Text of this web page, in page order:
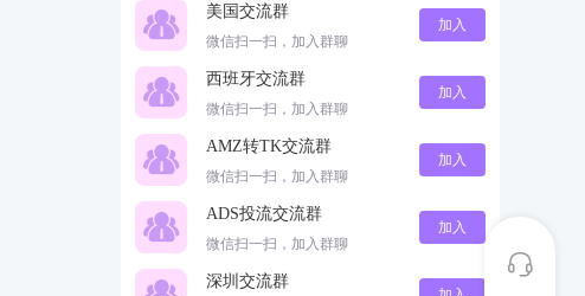
美国交流群
微信扫一扫，加入群聊
加入
西班牙交流群
微信扫一扫，加入群聊
加入
AMZ转TK交流群
微信扫一扫，加入群聊
加入
ADS投流交流群
微信扫一扫，加入群聊
加入
深圳交流群